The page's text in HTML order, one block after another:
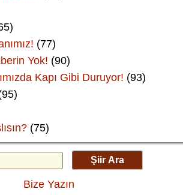
(77)
Yok! (90)
Kapı Gibi Duruyor! (93)
(75)
Şiir Ara
Bize Yazın